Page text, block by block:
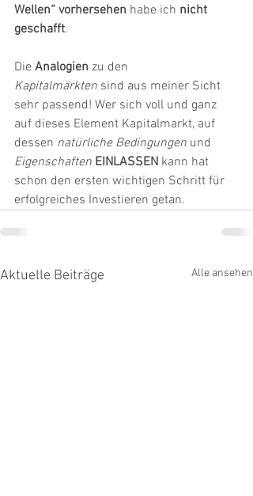
Wellen“ vorhersehen habe ich nicht
geschafft.
Die Analogien zu den
Kapitalmärkten sind aus meiner Sicht
sehr passend! Wer sich voll und ganz
auf dieses Element Kapitalmarkt, auf
dessen natürliche Bedingungen und
Eigenschaften EINLASSEN kann hat
schon den ersten wichtigen Schritt für
erfolgreiches Investieren getan.
Aktuelle Beiträge Alle ansehen